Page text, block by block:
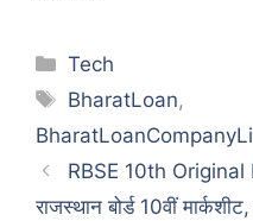
Categories
Tech
Tags
BharatLoan,
RBSE 10th
राजस्थान बोर्ड 10वीं